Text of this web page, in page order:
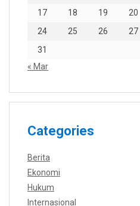
17
18 19 20
24
25 26 27
31
« Mar
Categories
Berita
Ekonomi
Hukum
Internasional